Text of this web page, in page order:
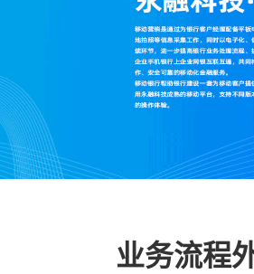
业务流程